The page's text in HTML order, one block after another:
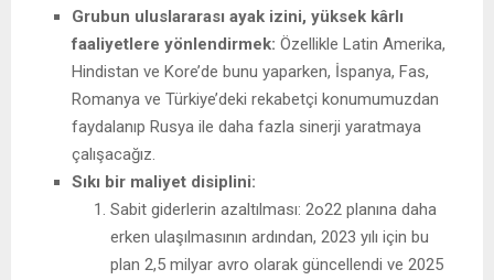
Grubun uluslararası ayak izini, yüksek kârlı
faaliyetlere yönlendirmek: Özellikle Latin Amerika,
Hindistan ve Kore’de bunu yaparken, İspanya, Fas,
Romanya ve Türkiye’deki rekabetçi konumumuzdan
faydalanıp Rusya ile daha fazla sinerji yaratmaya
çalışacağız.
Sıkı bir maliyet disiplini:
Sabit giderlerin azaltılması: 2o22 planına daha
erken ulaşılmasının ardından, 2023 yılı için bu
plan 2,5 milyar avro olarak güncellendi ve 2025